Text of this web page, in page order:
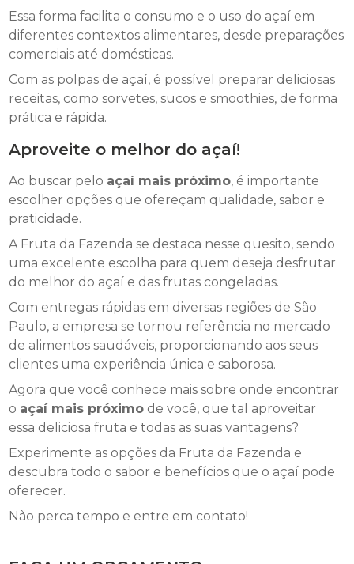
Essa forma facilita o consumo e o uso do açaí em
diferentes contextos alimentares, desde preparações
comerciais até domésticas.
Com as polpas de açaí, é possível preparar deliciosas
receitas, como sorvetes, sucos e smoothies, de forma
prática e rápida.
Aproveite o melhor do açaí!
Ao buscar pelo açaí mais próximo, é importante
escolher opções que ofereçam qualidade, sabor e
praticidade.
A Fruta da Fazenda se destaca nesse quesito, sendo
uma excelente escolha para quem deseja desfrutar
do melhor do açaí e das frutas congeladas.
Com entregas rápidas em diversas regiões de São
Paulo, a empresa se tornou referência no mercado
de alimentos saudáveis, proporcionando aos seus
clientes uma experiência única e saborosa.
Agora que você conhece mais sobre onde encontrar
o açaí mais próximo de você, que tal aproveitar
essa deliciosa fruta e todas as suas vantagens?
Experimente as opções da Fruta da Fazenda e
descubra todo o sabor e benefícios que o açaí pode
oferecer.
Não perca tempo e entre em contato!